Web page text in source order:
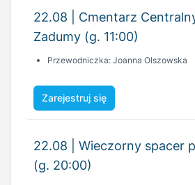
22.08 | Cmentarz
Zadumy (g. 11:00)
Przewodniczka: Joanna Olszowska
Zarejestruj się
22.08 | Wieczorny spacer
(g. 20:00)